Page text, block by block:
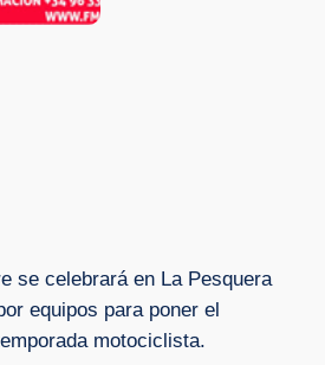
se celebrará en La Pesquera
equipos para poner el
motociclista.